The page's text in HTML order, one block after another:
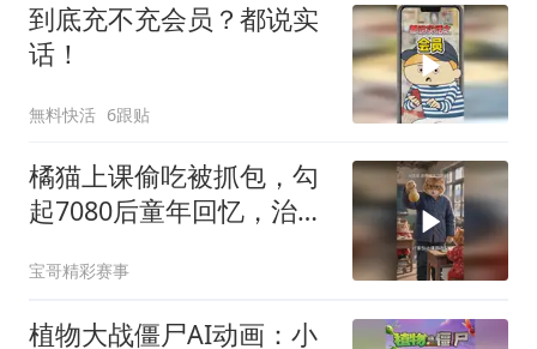
到底充不充会员？都说实
话！
無料快活 6跟贴
橘猫上课偷吃被抓包，勾
起7080后童年回忆，治愈
宝哥精彩赛事
植物大战僵尸AI动画：小